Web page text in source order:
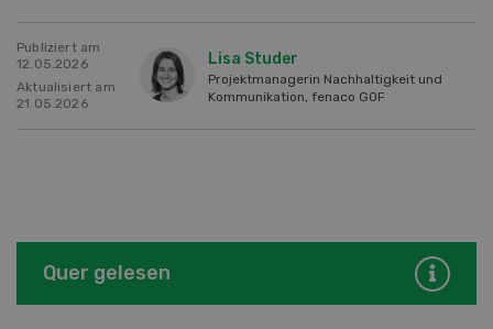
Publiziert am
12.05.2026
Aktualisiert am
21.05.2026
Lisa Studer
Projektmanagerin Nachhaltigkeit und
Kommunikation, fenaco GOF
Quer gelesen